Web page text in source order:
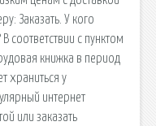
Заказать. У кого
соответствии с пунктом
книжка в период
храниться у
интернет
или заказать